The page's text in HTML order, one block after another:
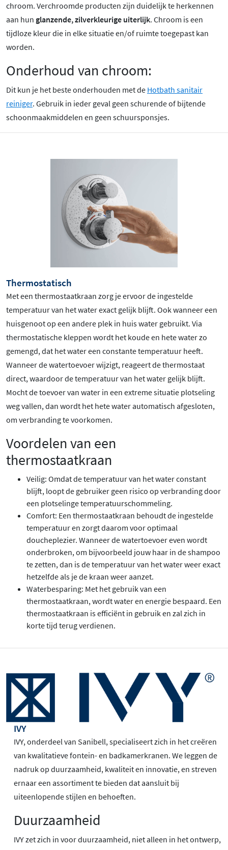
chroom. Verchroomde producten zijn duidelijk te herkennen
aan hun glanzende, zilverkleurige uiterlijk. Chroom is een
tijdloze kleur die in elke situatie en/of ruimte toegepast kan
worden.
Onderhoud van chroom:
Dit kun je het beste onderhouden met de Hotbath sanitair
reiniger. Gebruik in ieder geval geen schurende of bijtende
schoonmaakmiddelen en geen schuursponsjes.
Thermostatisch
Met een thermostaatkraan zorg je ervoor de ingestelde
temperatuur van het water exact gelijk blijft. Ook wanneer een
huisgenoot op een andere plek in huis water gebruikt. Via
thermostatische kleppen wordt het koude en hete water zo
gemengd, dat het water een constante temperatuur heeft.
Wanneer de watertoevoer wijzigt, reageert de thermostaat
direct, waardoor de temperatuur van het water gelijk blijft.
Mocht de toevoer van water in een extreme situatie plotseling
weg vallen, dan wordt het hete water automatisch afgesloten,
om verbranding te voorkomen.
Voordelen van een
thermostaatkraan
Veilig: Omdat de temperatuur van het water constant
blijft, loopt de gebruiker geen risico op verbranding door
een plotselinge temperatuurschommeling.
Comfort: Een thermostaatkraan behoudt de ingestelde
temperatuur en zorgt daarom voor optimaal
doucheplezier. Wanneer de watertoevoer even wordt
onderbroken, om bijvoorbeeld jouw haar in de shampoo
te zetten, dan is de temperatuur van het water weer exact
hetzelfde als je de kraan weer aanzet.
Waterbesparing: Met het gebruik van een
thermostaatkraan, wordt water en energie bespaard. Een
thermostaatkraan is efficiënt in gebruik en zal zich in
korte tijd terug verdienen.
IVY
IVY, onderdeel van Sanibell, specialiseert zich in het creëren
van kwalitatieve fontein- en badkamerkranen. We leggen de
nadruk op duurzaamheid, kwaliteit en innovatie, en streven
ernaar een assortiment te bieden dat aansluit bij
uiteenlopende stijlen en behoeften.
Duurzaamheid
IVY zet zich in voor duurzaamheid, niet alleen in het ontwerp,